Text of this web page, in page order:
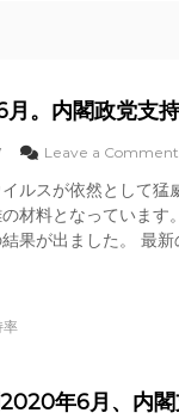
。内閣政党支
Leave a Commento
ルスが依然として猛
材料となっています
果が出ました。 最
率
年6月、内